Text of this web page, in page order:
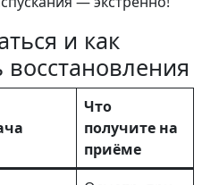
и как
восстановления
Что
получите на
приёме